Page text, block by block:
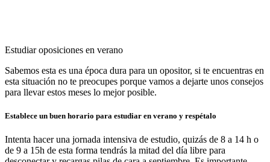
Estudiar oposiciones en verano
Sabemos esta es una época dura para un opositor, si te encuentras en
esta situación no te preocupes porque vamos a dejarte unos consejos
para llevar estos meses lo mejor posible.
Establece un buen horario para estudiar en verano y respétalo
Intenta hacer una jornada intensiva de estudio, quizás de 8 a 14 h o
de 9 a 15h de esta forma tendrás la mitad del día libre para